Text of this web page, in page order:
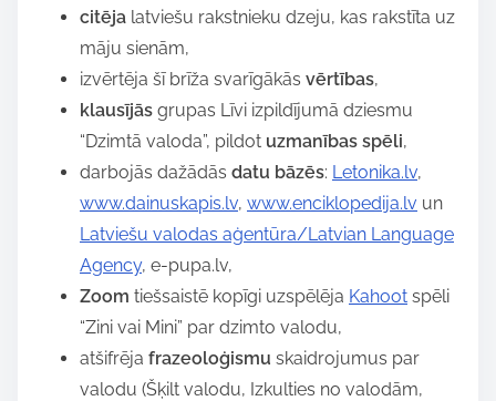
citēja latviešu rakstnieku dzeju, kas rakstīta uz
māju sienām,
izvērtēja šī brīža svarīgākās vērtības,
klausījās grupas Līvi izpildījumā dziesmu
“Dzimtā valoda”, pildot uzmanības spēli,
darbojās dažādās datu bāzēs: Letonika.lv,
www.dainuskapis.lv, www.enciklopedija.lv un
Latviešu valodas aģentūra/Latvian Language
Agency, e-pupa.lv,
Zoom tiešsaistē kopīgi uzspēlēja Kahoot spēli
“Zini vai Mini” par dzimto valodu,
atšifrēja frazeoloģismu skaidrojumus par
valodu (Šķilt valodu, Izkulties no valodām,